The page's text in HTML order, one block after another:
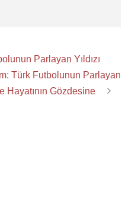
Parlayan Yıldızı
Türk Futbolunun Parlayan
Hayatının Gözdesine